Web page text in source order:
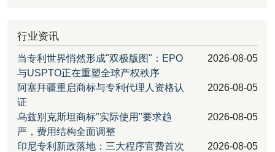
行业资讯
当专利世界悄然形成"双极版图"：EPO
与USPTO正在重塑全球产权秩序
2026-08-05
阿塞拜疆重启商标与专利代理人资格认
证
2026-08-05
乌兹别克斯坦商标"实际使用"要求趋
严，费用结构全面调整
2026-08-05
印尼专利新政落地：三大程序官费首次
2026-08-05